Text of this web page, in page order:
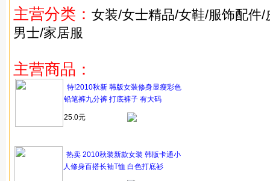
主营分类： 女装/女士精品/女鞋/服饰配件
男士/家居服
主营商品：
特!2010秋新 韩版女装修身显瘦彩色
铅笔裤九分裤 打底裤子 有大码
25.0元
热卖 2010秋装新款女装 韩版卡通小
人修身百搭长袖T恤 白色打底衫